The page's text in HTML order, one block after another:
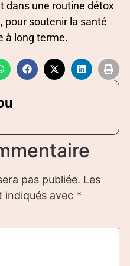
dans une routine détox
soutenir la santé
à long terme.
pas publiée. Les
indiqués avec *